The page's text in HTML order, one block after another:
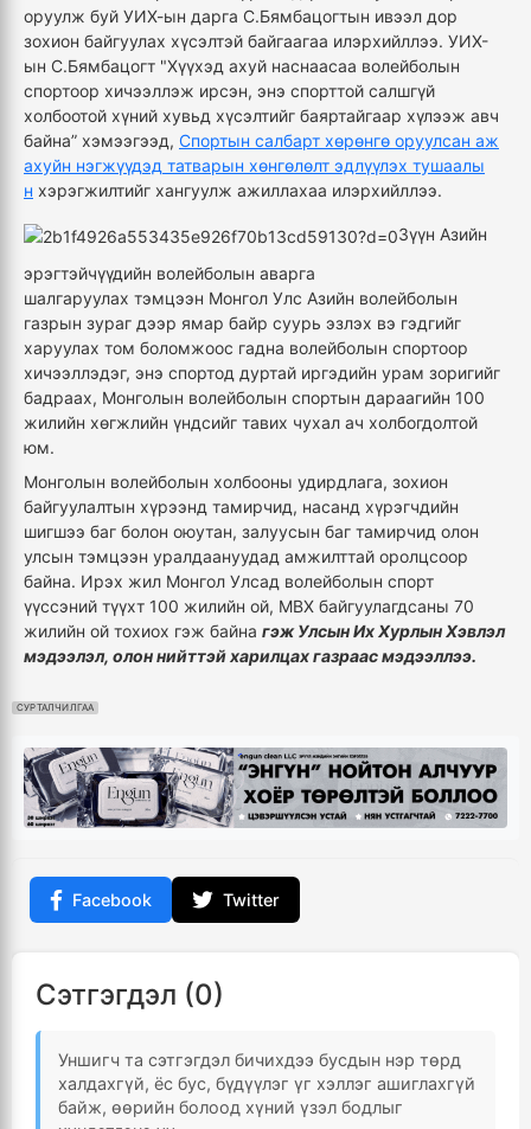
оруулж буй УИХ-ын дарга С.Бямбацогтын ивээл дор
зохион байгуулах хүсэлтэй байгаагаа илэрхийллээ. УИХ-
ын С.Бямбацогт "Хүүхэд ахуй наснаасаа волейболын
спортоор хичээллэж ирсэн, энэ спорттой салшгүй
холбоотой хүний хувьд хүсэлтийг баяртайгаар хүлээж авч
байна” хэмээгээд, Спортын салбарт хөрөнгө оруулсан аж
ахуйн нэгжүүдэд татварын хөнгөлөлт эдлүүлэх тушаалы
н хэрэгжилтийг хангуулж ажиллахаа илэрхийллээ.
Зүүн Азийн
эрэгтэйчүүдийн волейболын аварга
шалгаруулах тэмцээн Монгол Улс Азийн волейболын
газрын зураг дээр ямар байр суурь эзлэх вэ гэдгийг
харуулах том боломжоос гадна волейболын спортоор
хичээллэдэг, энэ спортод дуртай иргэдийн урам зоригийг
бадраах, Монголын волейболын спортын дараагийн 100
жилийн хөгжлийн үндсийг тавих чухал ач холбогдолтой
юм.
Монголын волейболын холбооны удирдлага, зохион
байгуулалтын хүрээнд тамирчид, насанд хүрэгчдийн
шигшээ баг болон оюутан, залуусын баг тамирчид олон
улсын тэмцээн уралдаануудад амжилттай оролцсоор
байна. Ирэх жил Монгол Улсад волейболын спорт
үүссэний түүхт 100 жилийн ой, МВХ байгуулагдсаны 70
жилийн ой тохиох гэж байна гэж Улсын Их Хурлын Хэвлэл
мэдээлэл, олон нийттэй харилцах газраас мэдээллээ.
СУРТАЛЧИЛГАА
Facebook Twitter
Сэтгэгдэл (0)
Уншигч та сэтгэгдэл бичихдээ бусдын нэр төрд
халдахгүй, ёс бус, бүдүүлэг үг хэллэг ашиглахгүй
байж, өөрийн болоод хүний үзэл бодлыг